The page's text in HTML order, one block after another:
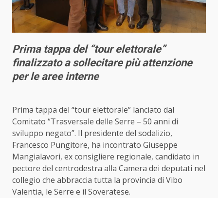
Prima tappa del “tour elettorale”
finalizzato a sollecitare più attenzione
per le aree interne
Prima tappa del “tour elettorale” lanciato dal
Comitato “Trasversale delle Serre – 50 anni di
sviluppo negato”. Il presidente del sodalizio,
Francesco Pungitore, ha incontrato Giuseppe
Mangialavori, ex consigliere regionale, candidato in
pectore del centrodestra alla Camera dei deputati nel
collegio che abbraccia tutta la provincia di Vibo
Valentia, le Serre e il Soveratese.